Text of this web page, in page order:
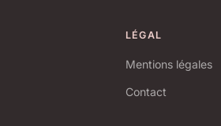
LÉGAL
Mentions légales
Contact